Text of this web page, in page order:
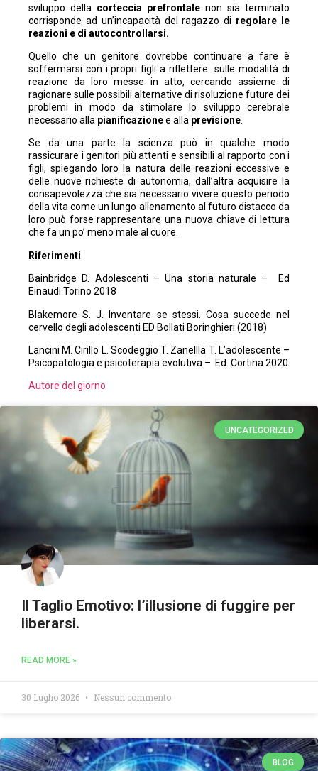
sviluppo della corteccia prefrontale non sia terminato
corrisponde ad un’incapacità del ragazzo di regolare le
reazioni e di autocontrollarsi.
Quello che un genitore dovrebbe continuare a fare è
soffermarsi con i propri figli a riflettere sulle modalità di
reazione da loro messe in atto, cercando assieme di
ragionare sulle possibili alternative di risoluzione future dei
problemi in modo da stimolare lo sviluppo cerebrale
necessario alla pianificazionee alla previsione
Se da una parte la scienza può in qualche modo
rassicurare i genitori più attenti e sensibili al rapporto con i
figli, spiegando loro la natura delle reazioni eccessive e
delle nuove richieste di autonomia, dall’altra acquisire la
consapevolezza che sia necessario vivere questo periodo
della vita come un lungo allenamento al futuro distacco da
loro può forse rappresentare una nuova chiave di lettura
che fa un po’ meno male al cuore.
Riferimenti
Bainbridge D. Adolescenti – Una storia naturale – Ed
Einaudi Torino 2018
Blakemore S. J. Inventare se stessi. Cosa succede nel
cervello degli adolescenti ED Bollati Boringhieri (2018)
Lancini M. Cirillo L. Scodeggio T. Zanellla T. L’adolescente –
Psicopatologia e psicoterapia evolutiva – Ed. Cortina 2020
Autore del giorno
UNCATEGORIZED
Il Taglio Emotivo: l’illusione di fuggire per
liberarsi.
READ MORE »
30 Luglio 2026 Nessun commento
BLOG